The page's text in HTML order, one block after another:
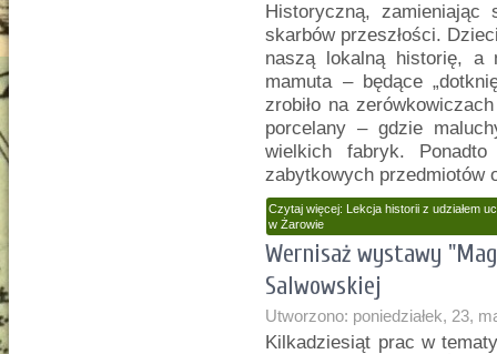
Historyczną, zamieniając
skarbów przeszłości.
naszą lokalną historię, a
mamuta – będące
zrobiło na
porcelany – gdzie
wielkich fabryk.
zabytkowych przedmiotów
Czytaj więcej: Lekcja historii z udziałem
w Żarowie
Wernisaż wystawy
Salwowskiej
Utworzono: poniedziałek, 23,
Kilkadziesiąt prac w